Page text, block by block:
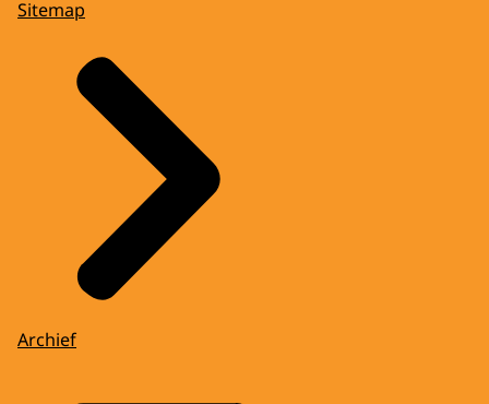
Sitemap
Archief